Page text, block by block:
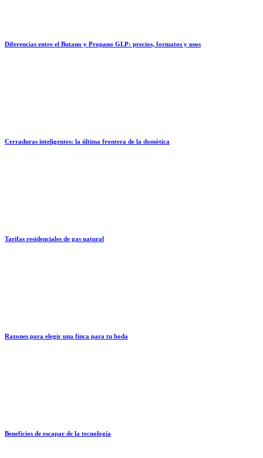
Diferencias entre el Butano y Propano GLP: precios, formatos y usos
Cerraduras inteligentes: la última frontera de la domótica
Tarifas residenciales de gas natural
Razones para elegir una finca para tu boda
Beneficios de escapar de la tecnología